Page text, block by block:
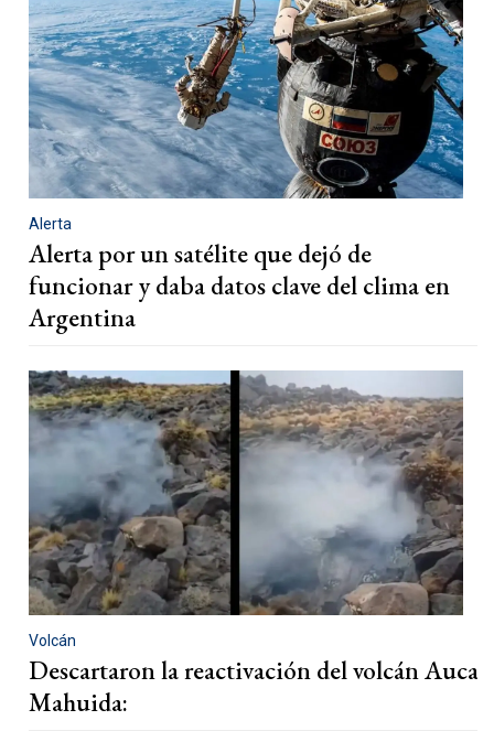
Alerta
Alerta por un satélite que dejó de
funcionar y daba datos clave del clima en
Argentina
Volcán
Descartaron la reactivación del volcán Auca
Mahuida: